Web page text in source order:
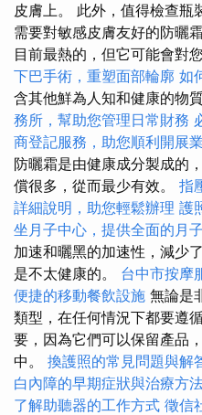
皮膚上。 此外，值得檢查瓶
需要對敏感皮膚友好的防曬
目前最熱的，但它可能會對
下巴手術，重塑面部輪廓 如
含其他鮮為人知和健康的物
務所，幫助您管理日常財務
商登記服務，助您順利開展
防曬霜是由健康成分製成的
償很多，從而最少有效。 指
詳細說明，助您輕鬆辦理 護
坐月子中心，提供全面的月
加速和曬黑的加速性，減少
是不太健康的。 台中市按摩
便捷的移動餐飲設施 無論是
類型，在任何情況下都要遵
要，因為它們可以保留產品
中。 換護照的常見問題與解
白內障的早期症狀與治療方
了解助聽器的工作方式 徵信